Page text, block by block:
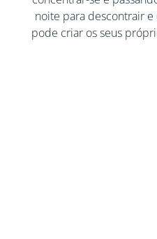
noite para descontrair
pode criar os seus